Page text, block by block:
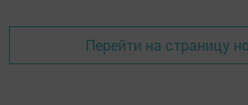
Перейти на страницу